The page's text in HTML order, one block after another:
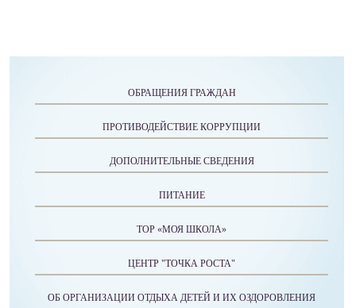
ОБРАЩЕНИЯ ГРАЖДАН
ПРОТИВОДЕЙСТВИЕ КОРРУПЦИИ
ДОПОЛНИТЕЛЬНЫЕ СВЕДЕНИЯ
ПИТАНИЕ
ТОР «МОЯ ШКОЛА»
ЦЕНТР "ТОЧКА РОСТА"
ОБ ОРГАНИЗАЦИИ ОТДЫХА ДЕТЕЙ И ИХ ОЗДОРОВЛЕНИЯ